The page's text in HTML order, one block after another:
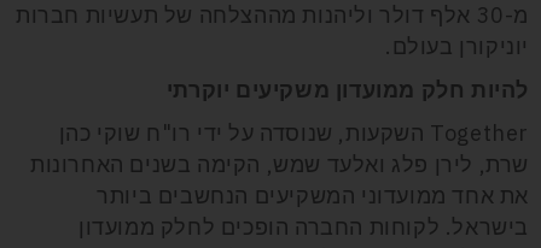
מ-30 אלף דולר וליהנות מההצלחה של תעשיות חברות
יוניקורן בעולם.
להיות חלק ממועדון משקיעים יוקרתי
Together השקעות, שנוסדה על ידי רו"ח שוקי כהן
שרת, לירן פלג ואלעד שמש, הקימה בשנים האחרונות
את אחד ממועדוני המשקיעים הנחשבים ביותר
בישראל. לקוחות החברה הופכים לחלק ממועדון